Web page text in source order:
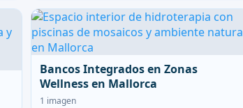
Bancos Integrados en Zonas
Wellness en Mallorca
1 imagen